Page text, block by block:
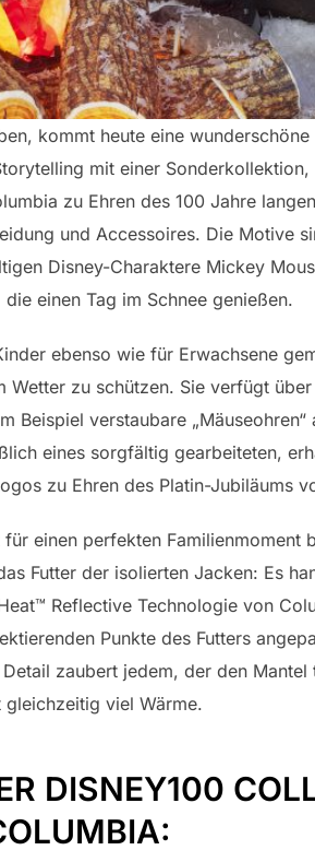
kommt heute eine
mit einer
zu Ehren des 100 Jahre
und Accessoires. Die Motive
Disney-Charaktere Mickey
einen Tag im Schnee genießen.
ebenso wie für Erwachsene
zu schützen. Sie verfügt
Beispiel verstaubare
eines sorgfältig gearbeiteten,
zu Ehren des Platin-Jubiläums
einen perfekten Familienmoment
Futter der isolierten Jacken: Es
Reflective Technologie von
Punkte des Futters
zaubert jedem, der den Mantel
gleichzeitig viel Wärme.
DISNEY100